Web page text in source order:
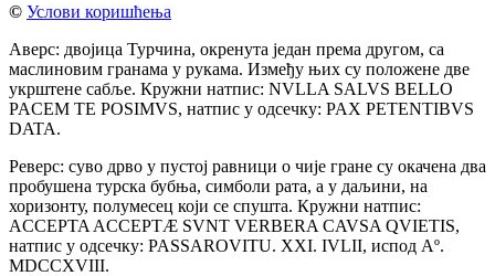
© Услови коришћења
Аверс: двојица Турчина, окренута један према другом, са
маслиновим гранама у рукама. Између њих су положене две
укрштене сабље. Кружни натпис: NVLLA SALVS BELLO
PACEM TE POSIMVS, натпис у одсечку: PAX PETENTIBVS
DATA.
Реверс: суво дрво у пустој равници о чије гране су окачена два
пробушена турска бубња, симболи рата, а у даљини, на
хоризонту, полумесец који се спушта. Кружни натпис:
ACCEPTA ACCEPTÆ SVNT VERBERA CAVSA QVIETIS,
натпис у одсечку: PASSAROVITU. XXI. IVLII, испод Aº.
MDCCXVIII.